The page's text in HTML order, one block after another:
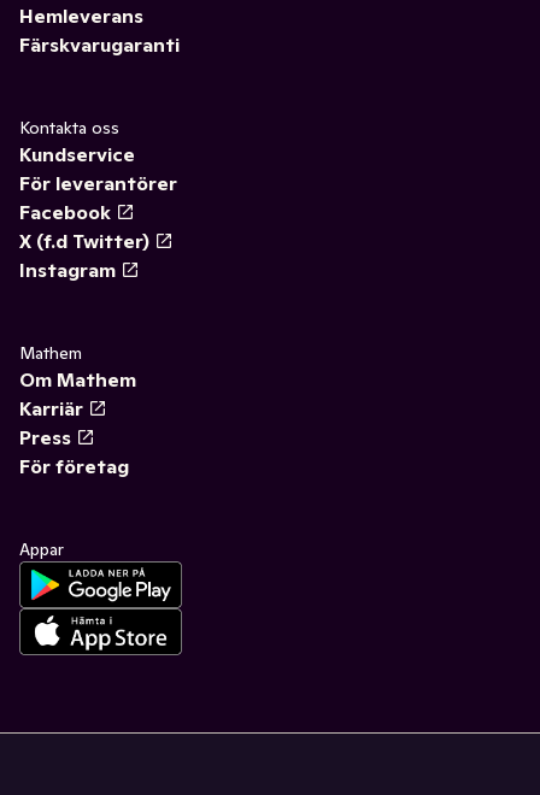
Hemleverans
Färskvarugaranti
Kontakta oss
Kundservice
För leverantörer
Facebook
X (f.d Twitter)
Instagram
Mathem
Om Mathem
Karriär
Press
För företag
Appar